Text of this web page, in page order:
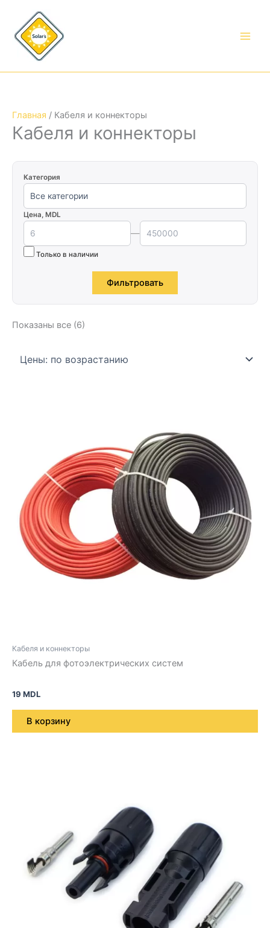
содержимому
Главная / Кабеля и коннекторы
Кабеля и коннекторы
Категория
Цена, MDL
—
Только в наличии
Фильтровать
Показаны все (6)
Кабеля и коннекторы
Кабель для фотоэлектрических систем
19 MDL
В корзину